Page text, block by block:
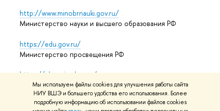
Мы используем файлы cookies для улучшения работы сайта
НИУ ВШЭ и большего удобства его использования. Более
подробную информацию об использовании файлов cookies
http://www.minobrnauki.gov.ru/
Министерство науки и высшего образования РФ
https://edu.gov.ru/
Министерство просвещения РФ
https://elearning.hse.ru/mooc
Массовые открытые онлайн-курсы